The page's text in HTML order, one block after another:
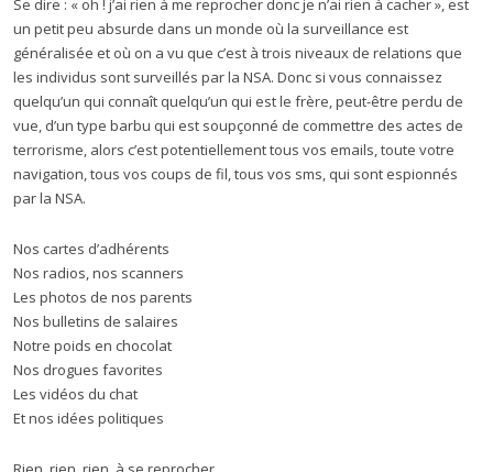
Se dire : « oh ! j’ai rien à me reprocher donc je n’ai rien à cacher », est
un petit peu absurde dans un monde où la surveillance est
généralisée et où on a vu que c’est à trois niveaux de relations que
les individus sont surveillés par la NSA. Donc si vous connaissez
quelqu’un qui connaît quelqu’un qui est le frère, peut-être perdu de
vue, d’un type barbu qui est soupçonné de commettre des actes de
terrorisme, alors c’est potentiellement tous vos emails, toute votre
navigation, tous vos coups de fil, tous vos sms, qui sont espionnés
par la NSA.
Nos cartes d’adhérents
Nos radios, nos scanners
Les photos de nos parents
Nos bulletins de salaires
Notre poids en chocolat
Nos drogues favorites
Les vidéos du chat
Et nos idées politiques